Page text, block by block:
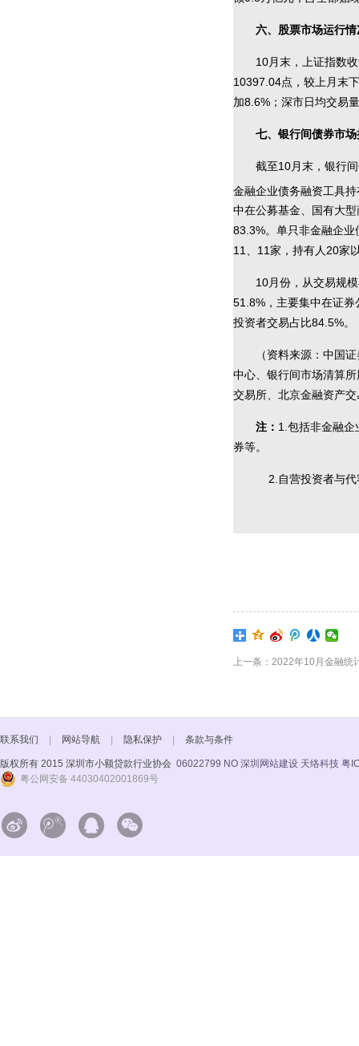
六、股票市场运行情
10月末，上证指数
10397.04点，较上月末
加8.6%；深市日均交易
七、银行间债券市
截至10月末，银行
金融企业债务融资工具持
中在公募基金、国有大
83.3%。单只非金融企
11、11家，持有人20家
10月份，从交易规
51.8%，主要集中在证
投资者交易占比84.5%。
（资料来源：中国
中心、银行间市场清算
交易所、北京金融资产
注： 1.包括非金融
券等。
2.自营投资者与代
上一条：2022年10月金融统
联系我们 网站导航 隐私保护 条款与条件
版权所有 2015 深圳市小额贷款行业协会 06022799 NO 深圳网站建设 天络科技 粤
粤公网安备 44030402001869号
   